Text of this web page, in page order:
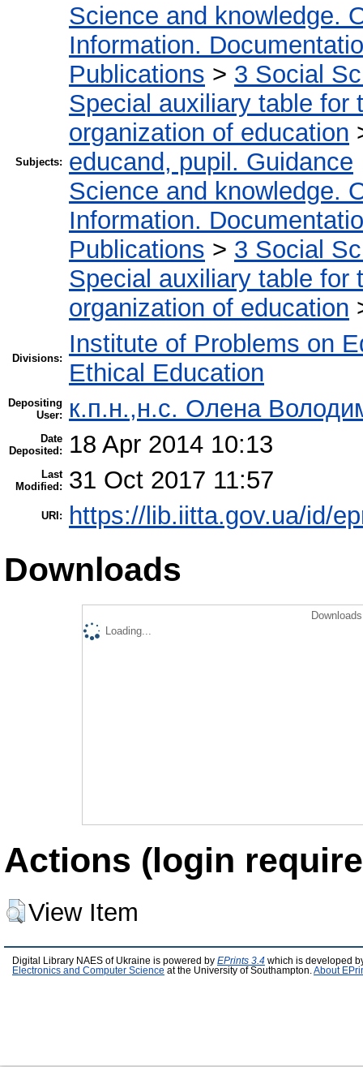
Subjects:
Science and knowledge.
Information.
Publications > 3 Social
Special auxiliary table for
organization of education
educand, pupil. Guidance
Science and knowledge.
Information.
Publications > 3 Social
Special auxiliary table for
organization of education
Divisions:
Institute of Problems on
Ethical Education
Depositing
User:
к.п.н.,н.с. Олена
Date
Deposited:
18 Apr 2014 10:13
Last
Modified:
31 Oct 2017 11:57
URI: https://lib.iitta.gov.ua/id/
Downloads
Loading...
Actions (login
View Item
Digital Library NAES of Ukraine is powered by EPrints 3.4 which is developed
Electronics and Computer Science at the University of Southampton. About